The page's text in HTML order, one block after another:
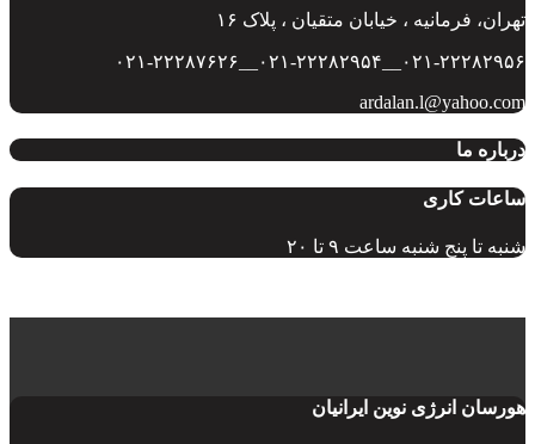
تهران، فرمانیه ، خیابان متقیان ، پلاک ۱۶
۰۲۱-۲۲۲۸۲۹۵۶__۰۲۱-۲۲۲۸۲۹۵۴__۰۲۱-۲۲۲۸۷۶۲۶
ardalan.l@yahoo.com
درباره ما
ساعات کاری
شنبه تا پنج شنبه ساعت ۹ تا ۲۰
هورسان انرژی نوین ایرانیان